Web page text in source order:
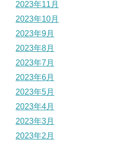
2023年11月
2023年10月
2023年9月
2023年8月
2023年7月
2023年6月
2023年5月
2023年4月
2023年3月
2023年2月